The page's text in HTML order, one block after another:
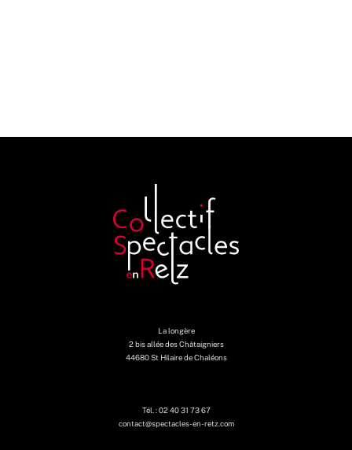
La longère
2 bis allée des Châtaigniers
44680 St Hilaire de Chaléons
Tél. : 02 40 31 73 67
contact@spectacles-en-retz.com